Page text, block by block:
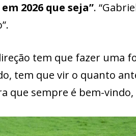
2026 que seja”.
tem que fazer uma
tem que vir o quanto
que sempre é bem-